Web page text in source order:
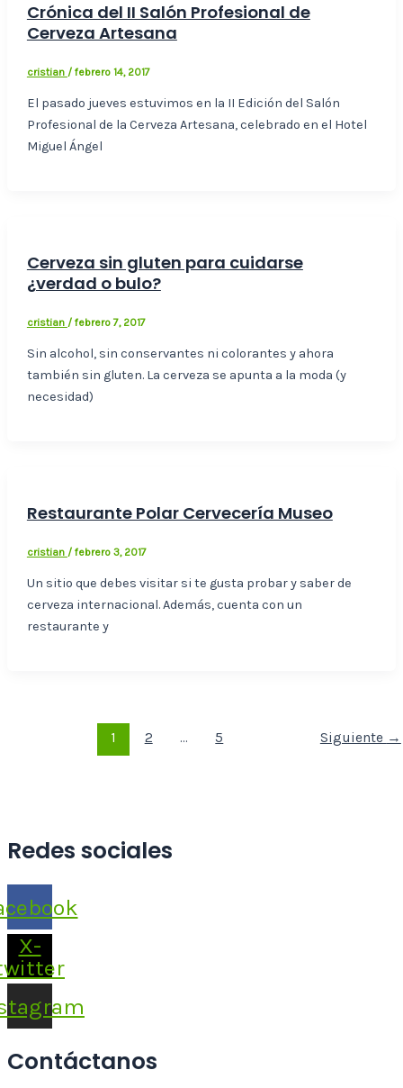
Crónica del II Salón Profesional de
Cerveza Artesana
cristian / febrero 14, 2017
El pasado jueves estuvimos en la II Edición del Salón
Profesional de la Cerveza Artesana, celebrado en el Hotel
Miguel Ángel
Cerveza sin gluten para cuidarse
¿verdad o bulo?
cristian / febrero 7, 2017
Sin alcohol, sin conservantes ni colorantes y ahora
también sin gluten. La cerveza se apunta a la moda (y
necesidad)
Restaurante Polar Cervecería Museo
cristian / febrero 3, 2017
Un sitio que debes visitar si te gusta probar y saber de
cerveza internacional. Además, cuenta con un
restaurante y
1 2 … 5 Siguiente →
Redes sociales
X-
Contáctanos